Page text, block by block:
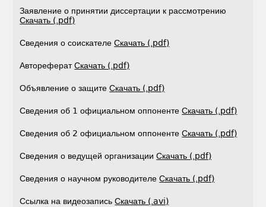
Заявление о принятии диссертации к рассмотрению
Скачать (.pdf)
Сведения о соискателеСкачать (.pdf)
АвторефератСкачать (.pdf)
Объявление о защитеСкачать (.pdf)
Сведения об 1 официальном оппонентеСкачать (.pdf)
Сведения об 2 официальном оппонентеСкачать (.pdf)
Сведения о ведущей организацииСкачать (.pdf)
Сведения о научном руководителеСкачать (.pdf)
Ссылка на видеозаписьСкачать (.avi)